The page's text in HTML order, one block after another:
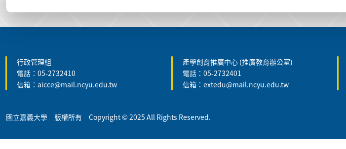
行政管理組
電話：05-2732410
信箱：aicce@mail.ncyu.edu.tw
產學創育推廣中心 (推廣教育辦公室)
電話：05-2732401
信箱：extedu@mail.ncyu.edu.tw
國立嘉義大學 版權所有 Copyright © 2025 All Rights Reserved.